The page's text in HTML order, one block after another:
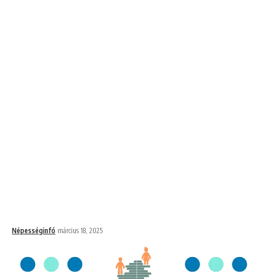
Népességinfó március 18, 2025